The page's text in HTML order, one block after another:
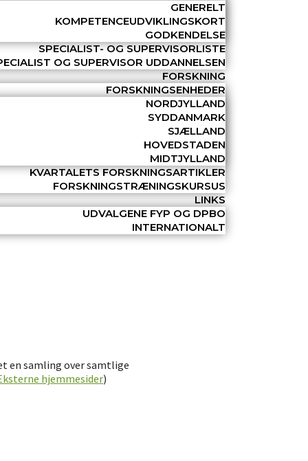
GENERELT
KOMPETENCEUDVIKLINGSKORT
GODKENDELSE
SPECIALIST- OG SUPERVISORLISTE
OG SUPERVISOR UDDANNELSEN
FORSKNING
FORSKNINGSENHEDER
NORDJYLLAND
SYDDANMARK
SJÆLLAND
HOVEDSTADEN
MIDTJYLLAND
KVARTALETS FORSKNINGSARTIKLER
FORSKNINGSTRÆNINGSKURSUS
LINKS
UDVALGENE FYP OG DPBO
INTERNATIONALT
en samling over samtlige
hjemmesider)